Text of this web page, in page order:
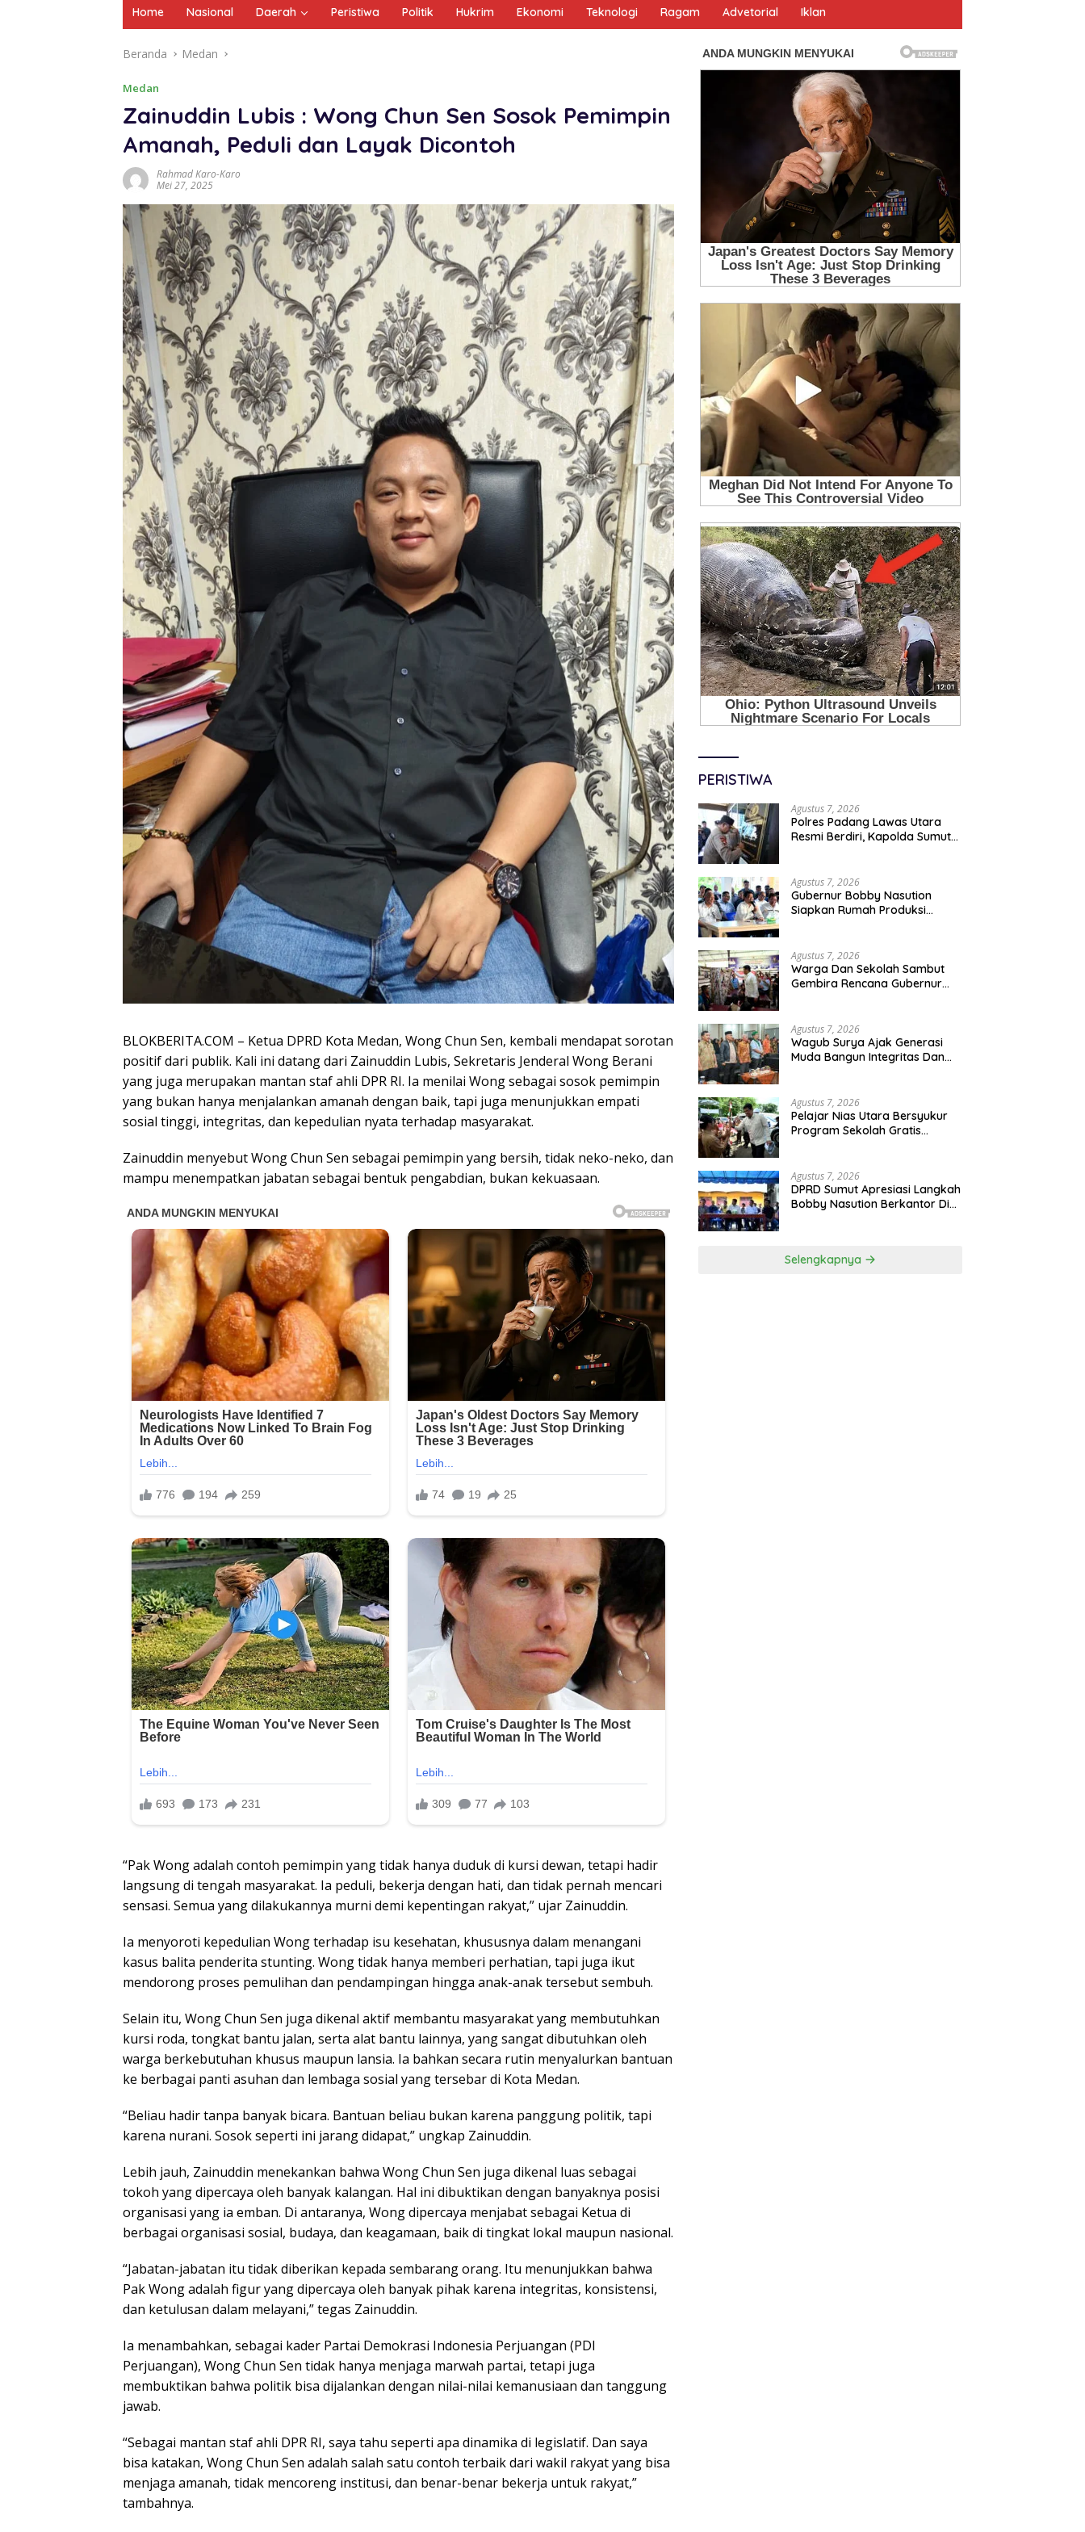
Home Nasional Daerah Peristiwa Politik Hukrim Ekonomi Teknologi Ragam Advetorial Iklan
Beranda Medan
Medan
Zainuddin Lubis : Wong Chun Sen Sosok Pemimpin
Amanah, Peduli dan Layak Dicontoh
Rahmad Karo-Karo
Mei 27, 2025
BLOKBERITA.COM – Ketua DPRD Kota Medan, Wong Chun Sen, kembali mendapat sorotan
positif dari publik. Kali ini datang dari Zainuddin Lubis, Sekretaris Jenderal Wong Berani
yang juga merupakan mantan staf ahli DPR RI. Ia menilai Wong sebagai sosok pemimpin
yang bukan hanya menjalankan amanah dengan baik, tapi juga menunjukkan empati
sosial tinggi, integritas, dan kepedulian nyata terhadap masyarakat.
Zainuddin menyebut Wong Chun Sen sebagai pemimpin yang bersih, tidak neko-neko, dan
mampu menempatkan jabatan sebagai bentuk pengabdian, bukan kekuasaan.
“Pak Wong adalah contoh pemimpin yang tidak hanya duduk di kursi dewan, tetapi hadir
langsung di tengah masyarakat. Ia peduli, bekerja dengan hati, dan tidak pernah mencari
sensasi. Semua yang dilakukannya murni demi kepentingan rakyat,” ujar Zainuddin.
Ia menyoroti kepedulian Wong terhadap isu kesehatan, khususnya dalam menangani
kasus balita penderita stunting. Wong tidak hanya memberi perhatian, tapi juga ikut
mendorong proses pemulihan dan pendampingan hingga anak-anak tersebut sembuh.
Selain itu, Wong Chun Sen juga dikenal aktif membantu masyarakat yang membutuhkan
kursi roda, tongkat bantu jalan, serta alat bantu lainnya, yang sangat dibutuhkan oleh
warga berkebutuhan khusus maupun lansia. Ia bahkan secara rutin menyalurkan bantuan
ke berbagai panti asuhan dan lembaga sosial yang tersebar di Kota Medan.
“Beliau hadir tanpa banyak bicara. Bantuan beliau bukan karena panggung politik, tapi
karena nurani. Sosok seperti ini jarang didapat,” ungkap Zainuddin.
Lebih jauh, Zainuddin menekankan bahwa Wong Chun Sen juga dikenal luas sebagai
tokoh yang dipercaya oleh banyak kalangan. Hal ini dibuktikan dengan banyaknya posisi
organisasi yang ia emban. Di antaranya, Wong dipercaya menjabat sebagai Ketua di
berbagai organisasi sosial, budaya, dan keagamaan, baik di tingkat lokal maupun nasional.
“Jabatan-jabatan itu tidak diberikan kepada sembarang orang. Itu menunjukkan bahwa
Pak Wong adalah figur yang dipercaya oleh banyak pihak karena integritas, konsistensi,
dan ketulusan dalam melayani,” tegas Zainuddin.
Ia menambahkan, sebagai kader Partai Demokrasi Indonesia Perjuangan (PDI
Perjuangan), Wong Chun Sen tidak hanya menjaga marwah partai, tetapi juga
membuktikan bahwa politik bisa dijalankan dengan nilai-nilai kemanusiaan dan tanggung
jawab.
“Sebagai mantan staf ahli DPR RI, saya tahu seperti apa dinamika di legislatif. Dan saya
bisa katakan, Wong Chun Sen adalah salah satu contoh terbaik dari wakil rakyat yang bisa
menjaga amanah, tidak mencoreng institusi, dan benar-benar bekerja untuk rakyat,”
tambahnya.
PERISTIWA
Agustus 7, 2026
Polres Padang Lawas Utara
Resmi Berdiri, Kapolda Sumut
Agustus 7, 2026
Gubernur Bobby Nasution
Siapkan Rumah Produksi
Agustus 7, 2026
Warga Dan Sekolah Sambut
Gembira Rencana Gubernur
Agustus 7, 2026
Wagub Surya Ajak Generasi
Muda Bangun Integritas Dan
Agustus 7, 2026
Pelajar Nias Utara Bersyukur
Program Sekolah Gratis
Agustus 7, 2026
DPRD Sumut Apresiasi Langkah
Bobby Nasution Berkantor Di
Selengkapnya